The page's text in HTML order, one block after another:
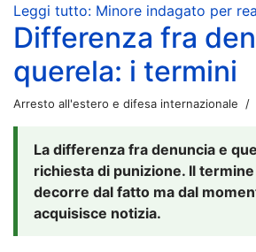
Leggi tutto: Minore indagato per
Differenza fra
querela: i termini
Arresto all'estero e difesa internazionale
La differenza fra denuncia e
richiesta di punizione. Il
decorre dal fatto ma dal
acquisisce notizia.